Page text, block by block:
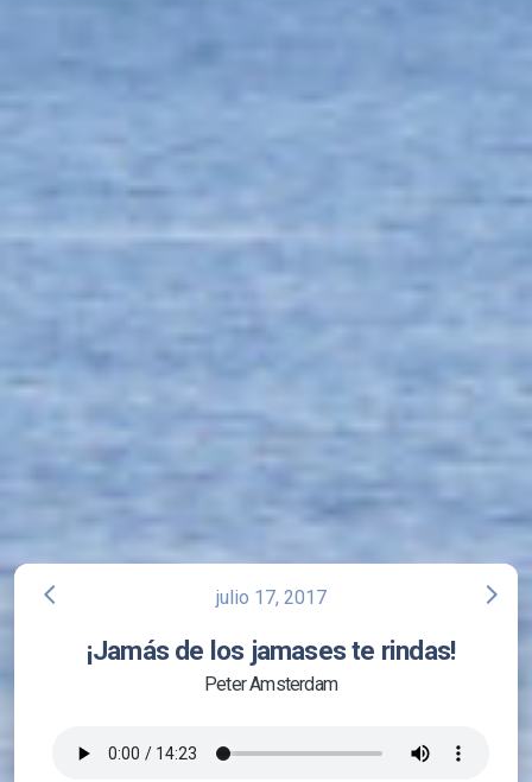
arrow_back_ios julio 17, 2017 arrow_forward_ios
¡Jamás de los jamases te rindas!
Peter Amsterdam